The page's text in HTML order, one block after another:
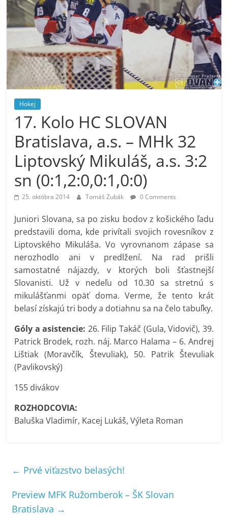
Hokej
17. Kolo HC SLOVAN
Bratislava, a.s. – MHk 32
Liptovský Mikuláš, a.s. 3:2
sn (0:1,2:0,0:1,0:0)
25. októbra 2014 Tomáš Zubák 0 Comments
Juniori Slovana, sa po zisku bodov z košického ľadu
predstavili doma, kde privítali svojich rovesníkov z
Liptovského Mikuláša. Vo vyrovnanom zápase sa
nerozhodlo ani v predlžení. Na rad prišli
samostatné nájazdy, v ktorých boli šťastnejší
Slovanisti. Už v nedeľu od 10.30 sa stretnú s
mikulášťanmi opäť doma. Verme, že tento krát
belasí získajú tri body a dotiahnu sa na čelo tabuľky.
Góly a asistencie: 26. Filip Takáč (Gula, Vidovič), 39.
Patrick Brodek, rozh. náj. Marco Halama – 6. Andrej
Lištiak (Moravčík, Števuliak), 50. Patrik Števuliak
(Pavlikovský)
155 divákov
ROZHODCOVIA:
Baluška Vladimír, Kacej Lukáš, Výleta Roman
← Prvé viťazstvo belasých!
Preview MFK Ružomberok – ŠK Slovan
Bratislava →